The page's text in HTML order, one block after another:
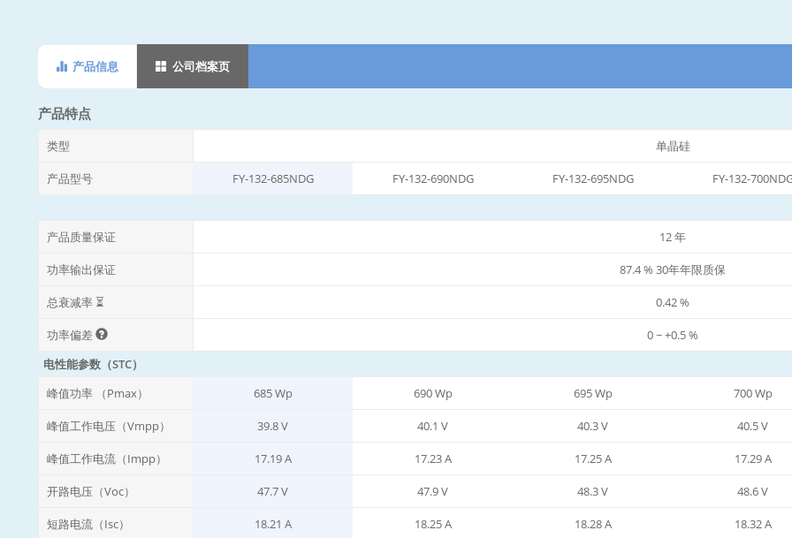
产品信息 公司档案页
产品特点
类型 单晶硅
产品型号 FY-132-685NDG FY-132-690NDG FY-132-695NDG FY-132-
产品质量保证 12 年
功率输出保证 87.4 % 30年年限质保
总衰减率 ⏳ 0.42 %
功率偏差
0 ~ +0.5 %
电性能参数（STC）
峰值功率 （Pmax）
685 Wp 690 Wp 695 Wp 700 Wp
峰值工作电压（Vmpp） 39.8 V 40.1 V 40.3 V 40.5 V
峰值工作电流（Impp） 17.19 A 17.23 A 17.25 A 17.29 A
开路电压（Voc） 47.7 V 47.9 V 48.3 V 48.6 V
短路电流（Isc） 18.21 A 18.25 A 18.28 A 18.32 A